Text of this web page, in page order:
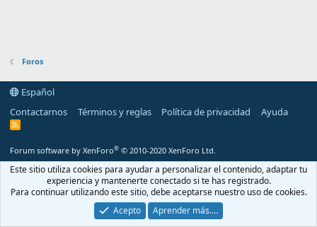
Foros
Español
Contactarnos
Términos y reglas Política de privacidad Ayuda
R
Forum software by XenForo® © 2010-2020 XenForo Ltd.
Este sitio utiliza cookies para ayudar a personalizar el contenido, adaptar tu
experiencia y mantenerte conectado si te has registrado.
Para continuar utilizando este sitio, debe aceptarse nuestro uso de cookies.
Acepto
Aprender más.…